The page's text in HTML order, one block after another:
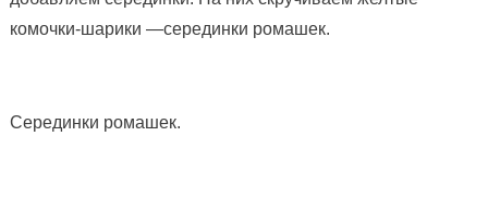
комочки-шарики —серединки ромашек.
Серединки ромашек.